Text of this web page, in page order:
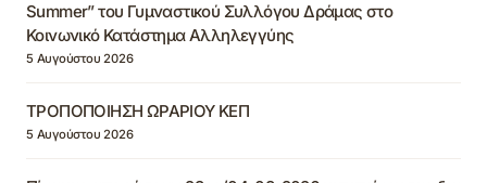
Summer” του Γυμναστικού Συλλόγου Δράμας στο
Κοινωνικό Κατάστημα Αλληλεγγύης
5 Αυγούστου 2026
ΤΡΟΠΟΠΟΙΗΣΗ ΩΡΑΡΙΟΥ ΚΕΠ
5 Αυγούστου 2026